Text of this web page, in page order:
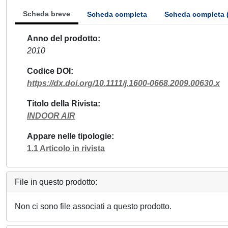
Scheda breve Scheda completa Scheda completa
Anno del prodotto
2010
Codice DOI
https://dx.doi.org/10.1111/j.1600-0668.2009.00630.x
Titolo della Rivista
INDOOR AIR
Appare nelle tipologie
1.1 Articolo in rivista
File in questo prodotto:
Non ci sono file associati a questo prodotto.